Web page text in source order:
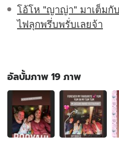
โอ้โห "ญาญ่า" มาเต็มกั
ไฟลุกพรึ่บพรั่บเลยจ้า
อัลบั้มภาพ 19 ภาพ
อัลบั้ม
ภาพ
19
ภาพ
ของ